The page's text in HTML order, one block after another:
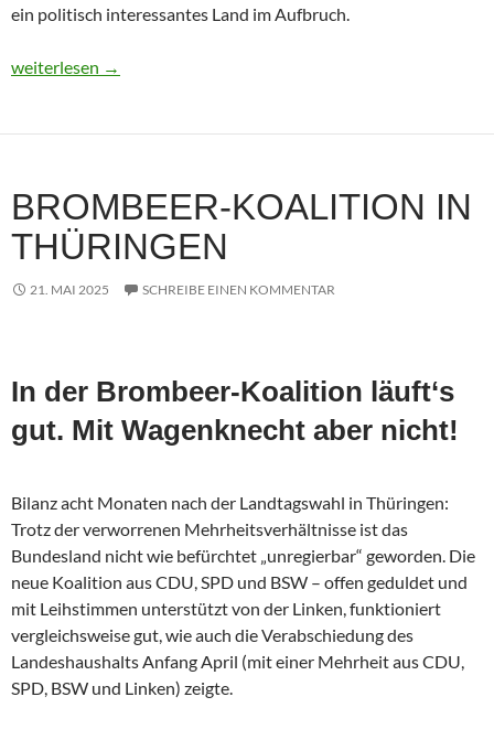
ein politisch interessantes Land im Aufbruch.
Usbekistan 2025: Unterwegs in einem Land im Aufbruch
weiterlesen →
BROMBEER-KOALITION IN
THÜRINGEN
21. MAI 2025 SCHREIBE EINEN KOMMENTAR
In der Brombeer-Koalition läuft‘s
gut. Mit Wagenknecht aber nicht!
Bilanz acht Monaten nach der Landtagswahl in Thüringen:
Trotz der verworrenen Mehrheitsverhältnisse ist das
Bundesland nicht wie befürchtet „unregierbar“ geworden. Die
neue Koalition aus CDU, SPD und BSW – offen geduldet und
mit Leihstimmen unterstützt von der Linken, funktioniert
vergleichsweise gut, wie auch die Verabschiedung des
Landeshaushalts Anfang April (mit einer Mehrheit aus CDU,
SPD, BSW und Linken) zeigte.